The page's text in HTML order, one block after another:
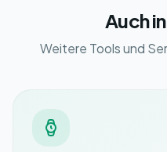
Auch
Weitere Tools und